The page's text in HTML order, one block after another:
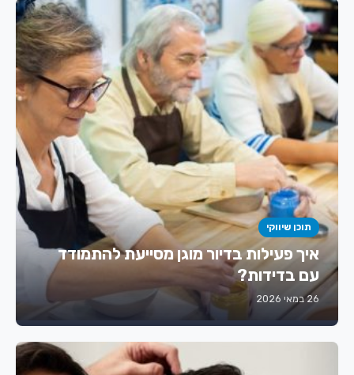
תוכן שיווקי
איך פעילות בדיור מוגן מסייעת להתמודד
עם בדידות?
26 במאי 2026